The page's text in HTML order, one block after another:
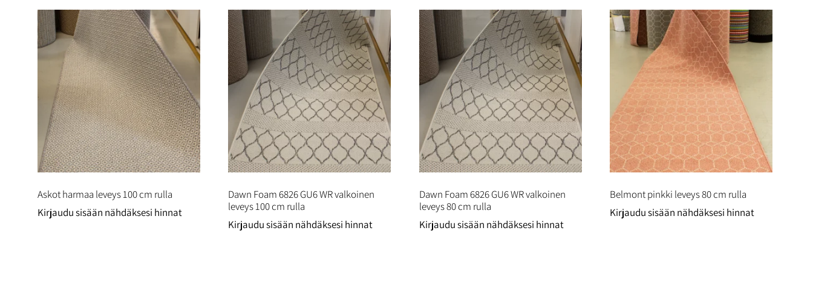
Askot harmaa leveys 100 cm rulla
Kirjaudu sisään nähdäksesi hinnat
Dawn Foam 6826 GU6 WR valkoinen
leveys 100 cm rulla
Kirjaudu sisään nähdäksesi hinnat
Dawn Foam 6826 GU6 WR valkoinen
leveys 80 cm rulla
Kirjaudu sisään nähdäksesi hinnat
Belmont pinkki leveys 80 cm rulla
Kirjaudu sisään nähdäksesi hinnat